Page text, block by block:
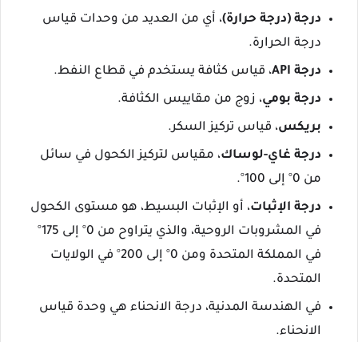
درجة (درجة حرارة)، أي من العديد من وحدات قياس
درجة الحرارة.
درجة API ، قياس كثافة يستخدم في قطاع النفط.
درجة بومي، زوج من مقاييس الكثافة.
بريكس، قياس تركيز السكر.
درجة غاي-لوساك، مقياس لتركيز الكحول في سائل
من 0° إلى 100°.
درجة الإثبات، أو الإثبات البسيط، هو مستوى الكحول
في المشروبات الروحية، والذي يتراوح من 0° إلى 175°
في المملكة المتحدة ومن 0° إلى 200° في الولايات
المتحدة.
في الهندسة المدنية، درجة الانحناء هي وحدة قياس
الانحناء.